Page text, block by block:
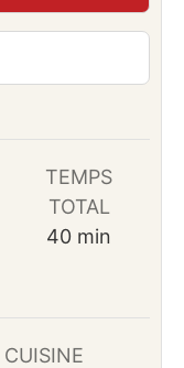
TEMPS
TOTAL
40minutes
min
CUISINE